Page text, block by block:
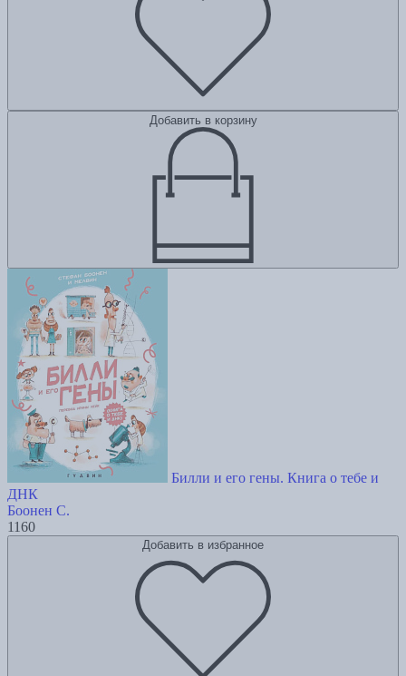
Добавить в корзину
Билли и его гены. Книга о тебе и
ДНК
Боонен С.
1160
Добавить в избранное